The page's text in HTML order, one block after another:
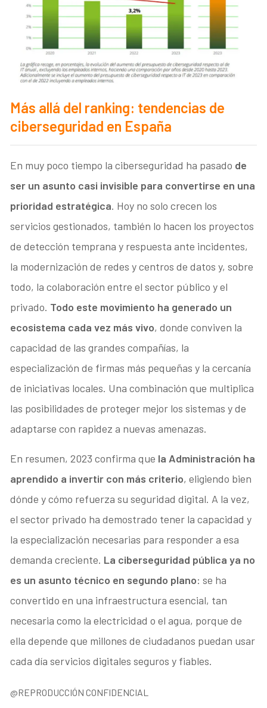
Más allá del ranking: tendencias de
ciberseguridad en España
En muy poco tiempo la ciberseguridad ha pasado de
ser un asunto casi invisible para convertirse en una
prioridad estratégica. Hoy no solo crecen los
servicios gestionados, también lo hacen los proyectos
de detección temprana y respuesta ante incidentes,
la modernización de redes y centros de datos y, sobre
todo, la colaboración entre el sector público y el
privado. Todo este movimiento ha generado un
ecosistema cada vez más vivo, donde conviven la
capacidad de las grandes compañías, la
especialización de firmas más pequeñas y la cercanía
de iniciativas locales. Una combinación que multiplica
las posibilidades de proteger mejor los sistemas y de
adaptarse con rapidez a nuevas amenazas.
En resumen, 2023 confirma que la Administración ha
aprendido a invertir con más criterio, eligiendo bien
dónde y cómo refuerza su seguridad digital. A la vez,
el sector privado ha demostrado tener la capacidad y
la especialización necesarias para responder a esa
demanda creciente. La ciberseguridad pública ya no
es un asunto técnico en segundo plano: se ha
convertido en una infraestructura esencial, tan
necesaria como la electricidad o el agua, porque de
ella depende que millones de ciudadanos puedan usar
cada día servicios digitales seguros y fiables.
@REPRODUCCIÓN CONFIDENCIAL